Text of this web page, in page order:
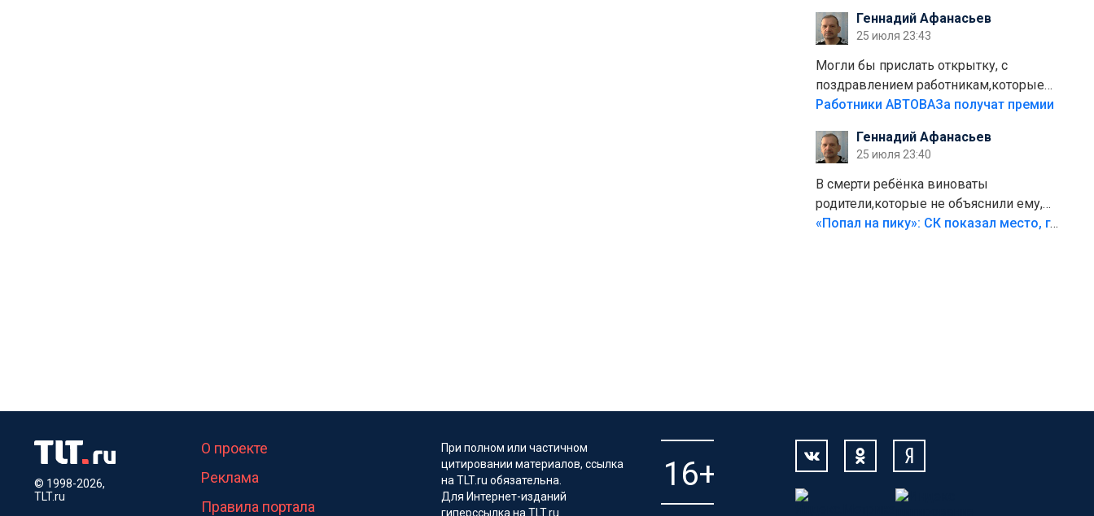
полно стоит,почему водители всё
равно едут в лес? Штрафы мизерные.
Геннадий Афанасьев
25 июля 23:43
Могли бы прислать открытку, с
поздравлением работникам,которые
больше сорока лет отработали на
Работники АВТОВАЗа получат премии
Геннадий Афанасьев
25 июля 23:40
В смерти ребёнка виноваты
родители,которые не объяснили ему,
что такое хорошо и что такое плохо!
«Попал на пику»: СК показал место, где был смертельно травмирован ребенок в Тольятти
© 1998-2026,
TLT.ru
О проекте
Реклама
Правила портала
При полном или частичном
цитировании материалов, ссылка
на TLT.ru обязательна.
Для Интернет-изданий
гиперссылка на TLT.ru